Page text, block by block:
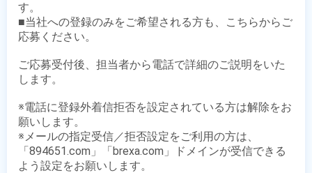
す。
■当社への登録のみをご希望される方も、こちらからご
応募ください。
ご応募受付後、担当者から電話で詳細のご説明をいた
します。
※電話に登録外着信拒否を設定されている方は解除をお
願いします。
※メールの指定受信／拒否設定をご利用の方は、
「894651.com」「brexa.com」ドメインが受信できる
よう設定をお願いします。